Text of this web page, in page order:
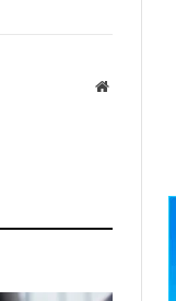
Website